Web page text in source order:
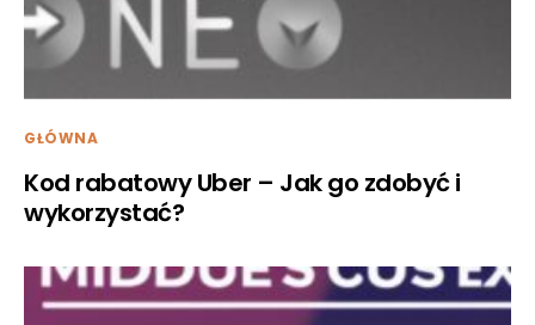
GŁÓWNA
Kod rabatowy Uber – Jak go zdobyć i
wykorzystać?